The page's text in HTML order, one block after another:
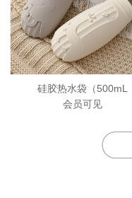
硅胶热水袋（500mL
会员可见